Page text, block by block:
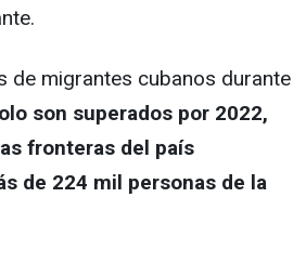
de migrantes cubanos durante
son superados por 2022,
fronteras del país
de 224 mil personas de la